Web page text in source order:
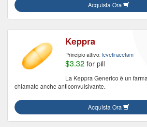
Acquista Ora
Keppra
Principio attivo: levetiracetam
$3.32 for pill
La Keppra Generico è un
chiamato anche anticonvulsivante.
Acquista Ora